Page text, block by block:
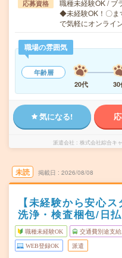
応募資格
職種未経験OK / ブ
◆未経験OK！〇ま
で気軽にオンライ
職場の雰囲気
年齢層
20代
30
気になる!
派遣会社 株式会社綜合キ
未読 掲載日 2026/08/08
【未経験から安心
洗浄・検査梱包/日
職種未経験OK 交通費別途支給
WEB登録OK 派遣